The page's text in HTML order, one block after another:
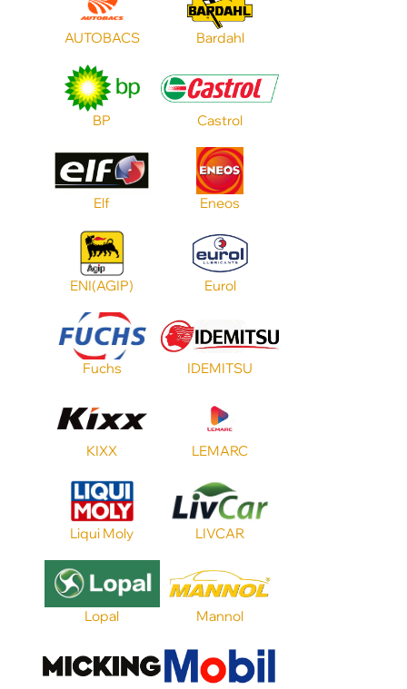
Тип масла
Применение
Допуск FORD
Допуск VW
Стандарт ILSAC
AUTOBACS Bardahl
BP Castrol
Elf Eneos
ENI(AGIP) Eurol
Fuchs IDEMITSU
KIXX LEMARC
Liqui Moly LIVCAR
Lopal Mannol